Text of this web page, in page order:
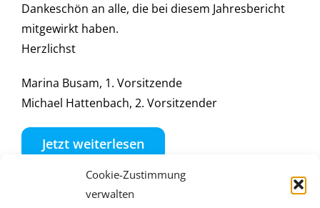
Cookie-Zustimmung
verwalten
Dankeschön an alle, die bei diesem Jahresbericht
mitgewirkt haben.
Herzlichst
Marina Busam, 1. Vorsitzende
Michael Hattenbach, 2. Vorsitzender
Jetzt weiterlesen